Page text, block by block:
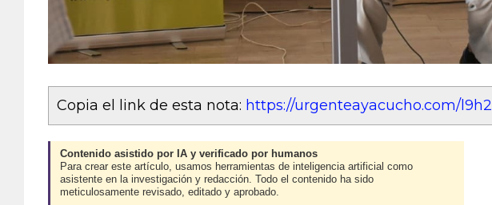
Copia el link de esta nota: https://urgenteayacucho.com/l9h2
Contenido asistido por IA y verificado por humanos
Para crear este artículo, usamos herramientas de inteligencia artificial como
asistente en la investigación y redacción. Todo el contenido ha sido
meticulosamente revisado, editado y aprobado.